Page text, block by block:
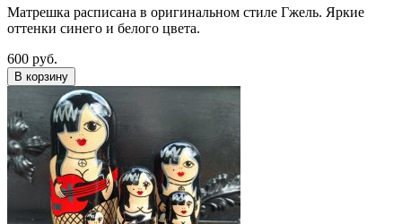
Матрешка расписана в оригинальном стиле Гжель. Яркие
оттенки синего и белого цвета.
600 руб.
В корзину